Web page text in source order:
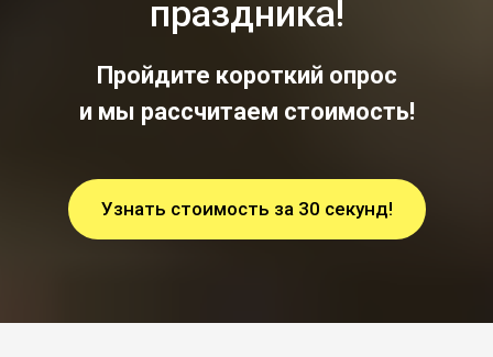
праздника!
Пройдите короткий опрос
и мы рассчитаем стоимость!
Узнать стоимость за 30 секунд!